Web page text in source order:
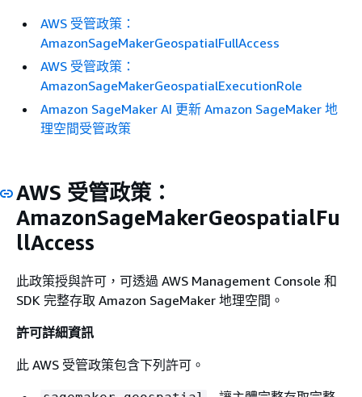
AWS 受管政策：
AmazonSageMakerGeospatialFullAccess
AWS 受管政策：
AmazonSageMakerGeospatialExecutionRole
Amazon SageMaker AI 更新 Amazon SageMaker 地
理空間受管政策
AWS 受管政策：
AmazonSageMakerGeospatialFu
llAccess
此政策授與許可，可透過 AWS Management Console 和
SDK 完整存取 Amazon SageMaker 地理空間。
許可詳細資訊
此 AWS 受管政策包含下列許可。